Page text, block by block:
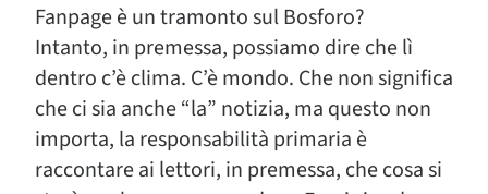
Fanpage è un tramonto sul Bosforo?
Intanto, in premessa, possiamo dire che lì
dentro c’è clima. C’è mondo. Che non significa
che ci sia anche “la” notizia, ma questo non
importa, la responsabilità primaria è
raccontare ai lettori, in premessa, che cosa si